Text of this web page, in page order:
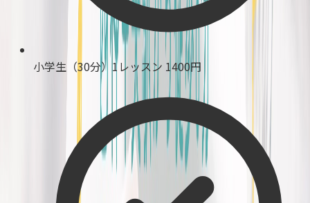
小学生（30分）1レッスン 1400円